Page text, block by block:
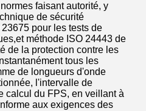
faisant autorité, y
de sécurité
pour les tests de
méthode ISO 24443 de
de la protection contre les
tous les
de longueurs d'onde
l'intervalle de
calcul du FPS, en veillant à
aux exigences des